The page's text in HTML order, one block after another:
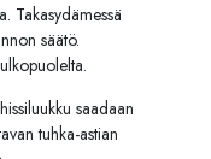
Takasydämessä
säätö.
saadaan
tuhka-astian